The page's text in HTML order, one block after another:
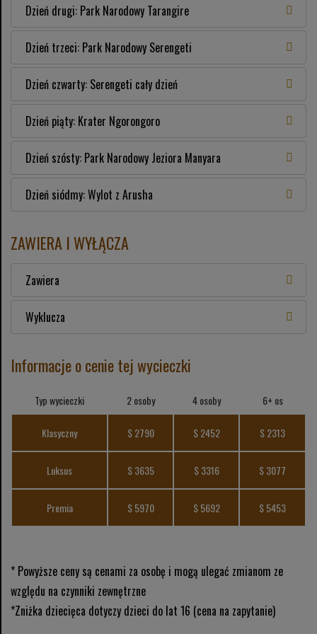
Dzień drugi: Park Narodowy Tarangire
Dzień trzeci: Park Narodowy Serengeti
Dzień czwarty: Serengeti cały dzień
Dzień piąty: Krater Ngorongoro
Dzień szósty: Park Narodowy Jeziora Manyara
Dzień siódmy: Wylot z Arusha
ZAWIERA I WYŁĄCZA
Zawiera
Wyklucza
Informacje o cenie tej wycieczki
Typ wycieczki 2 osoby 4 osoby 6+ os
Klasyczny $ 2790 $ 2452 $ 2313
Luksus $ 3635 $ 3316 $ 3077
Premia $ 5970 $ 5692 $ 5453
* Powyższe ceny są cenami za osobę i mogą ulegać zmianom ze
względu na czynniki zewnętrzne
*Zniżka dziecięca dotyczy dzieci do lat 16 (cena na zapytanie)